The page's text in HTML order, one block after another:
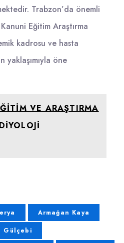
Trabzon’da önemli
Eğitim Araştırma
kadrosu ve hasta
yaklaşımıyla öne
VE ARAŞTIRMA
Armağan Kaya
Gülçebi